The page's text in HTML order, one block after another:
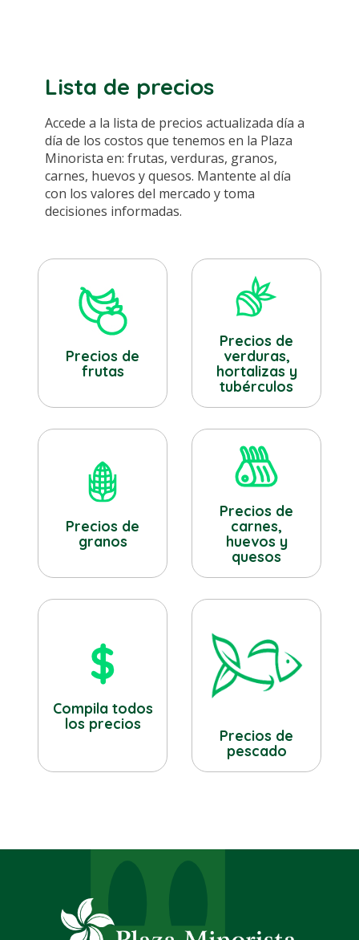
Lista de precios
Accede a la lista de precios actualizada día a
día de los costos que tenemos en la Plaza
Minorista en: frutas, verduras, granos,
carnes, huevos y quesos. Mantente al día
con los valores del mercado y toma
decisiones informadas.
Precios de
frutas
Precios de
verduras,
hortalizas y
tubérculos
Precios de
granos
Precios de
carnes,
huevos y
quesos
Compila todos
los precios
Precios de
pescado